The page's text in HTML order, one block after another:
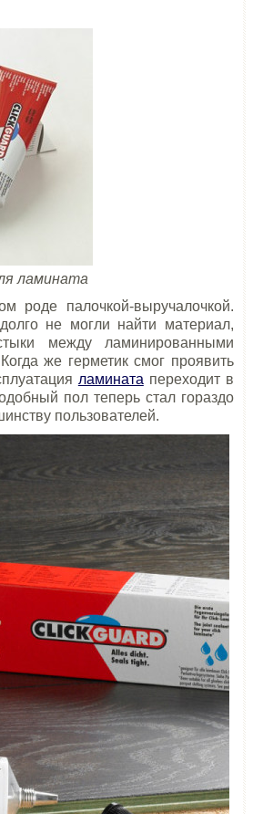
ламината
роде палочкой-выручалочкой.
не могли найти материал,
между ламинированными
же герметик смог проявить
ламината переходит в
пол теперь стал гораздо
пользователей.